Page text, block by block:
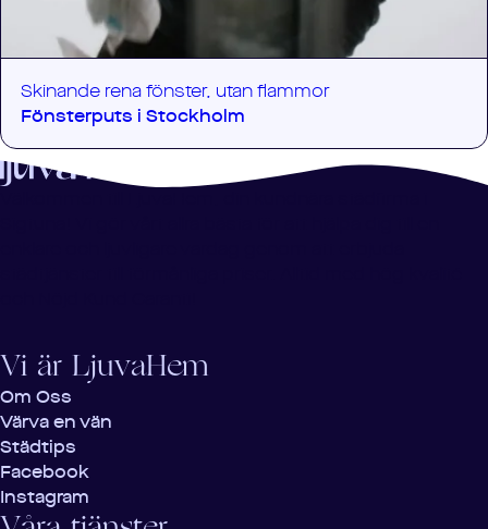
Skinande rena fönster, utan flammor
Fönsterputs iStockholm
Vi är LjuvaHem
Om Oss
Värva en vän
Städtips
Facebook
Instagram